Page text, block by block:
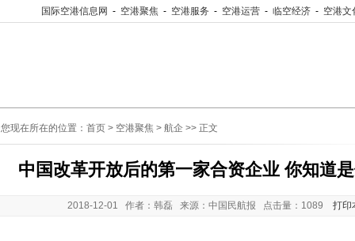
国际空港信息网 - 空港聚焦 - 空港服务 - 空港运营 - 临空经济 - 空港文
您现在所在的位置： 首页 > 空港聚焦 > 航企 >> 正文
中国改革开放后的第一家合资企业 你知道
2018-12-01 作者：韩磊 来源：中国民航报 点击量： 1089 打印